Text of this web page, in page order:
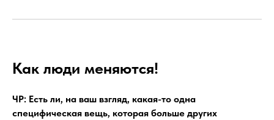
Как люди меняются!
ЧР: Есть ли, на ваш взгляд, какая-то одна
специфическая вещь, которая больше других